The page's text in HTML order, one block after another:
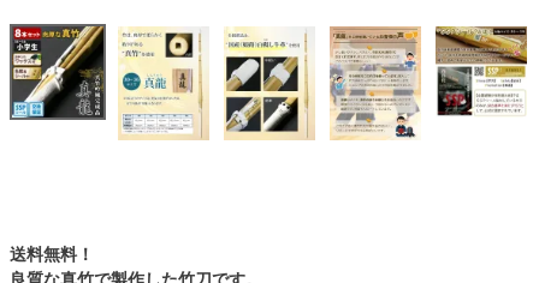
送料無料！
良質な真竹で製作した竹刀です。